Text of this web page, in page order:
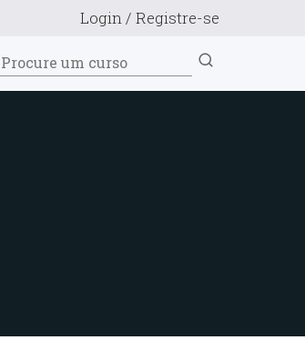
Login / Registre-se